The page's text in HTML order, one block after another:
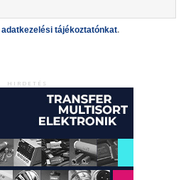
adatkezelési tájékoztatónkat.
HIRDETÉS